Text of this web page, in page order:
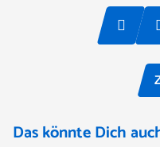
Das könnte Dich